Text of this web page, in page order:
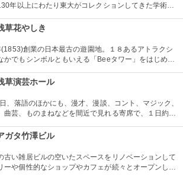
年以上にわたり東大がコレクションしてきた学術コ
草花やしき
創業の日本最古の遊園地。１８あるアトラクシ
かでもシンボルともいえる「Beeタワー」をはじめ、
草演芸ホール
、落語のほかにも、漫才、漫談、コント、マジック、
曲芸、ものまねなどを間近で見れる寄席で、１日約４
ガタ竹澤ビル
古い雑居ビルの空いたスペースをリノベーションして
ーや個性的なショップやカフェが続々とオープンした